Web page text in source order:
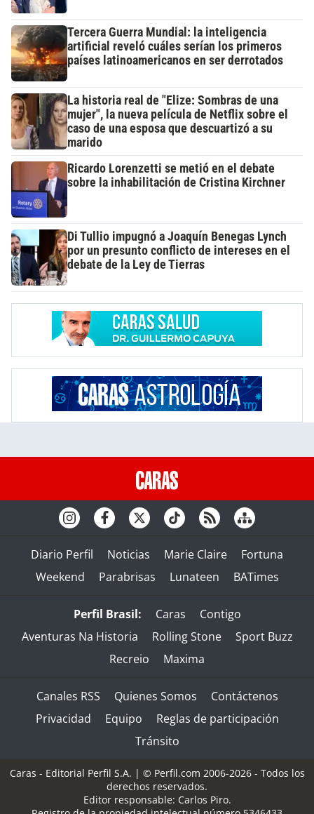
Tercera Guerra Mundial: la inteligencia
artificial reveló cuáles serían los primeros
países latinoamericanos en ser derrotados
La historia real de "Elize: Sombras de una
mujer", la nueva película de Netflix sobre el
caso de una esposa que descuartizó a su
marido
Ricardo Lorenzetti se metió en el debate
sobre la inhabilitación de Cristina Kirchner
Di Tullio impugnó a Joaquín Benegas Lynch
por un presunto conflicto de intereses en el
debate de la Ley de Tierras
Diario Perfil Noticias Marie Claire
Fortuna
Weekend
Parabrisas Lunateen BATimes
Perfil Brasil: Caras
Contigo
Aventuras Na Historia
Rolling Stone
Sport Buzz
Recreio
Maxima
Canales RSS Quienes Somos
Contáctenos
Privacidad
Equipo
Reglas de participación
Tránsito
Caras - Editorial Perfil S.A. | © Perfil.com 2006-2026 - Todos los
derechos reservados.
Editor responsable: Carlos Piro.